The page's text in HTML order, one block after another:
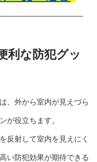
利な防犯グッ
、外から室内が見えづら
が役立ちます。
反射して室内を見えにく
い防犯効果が期待できる